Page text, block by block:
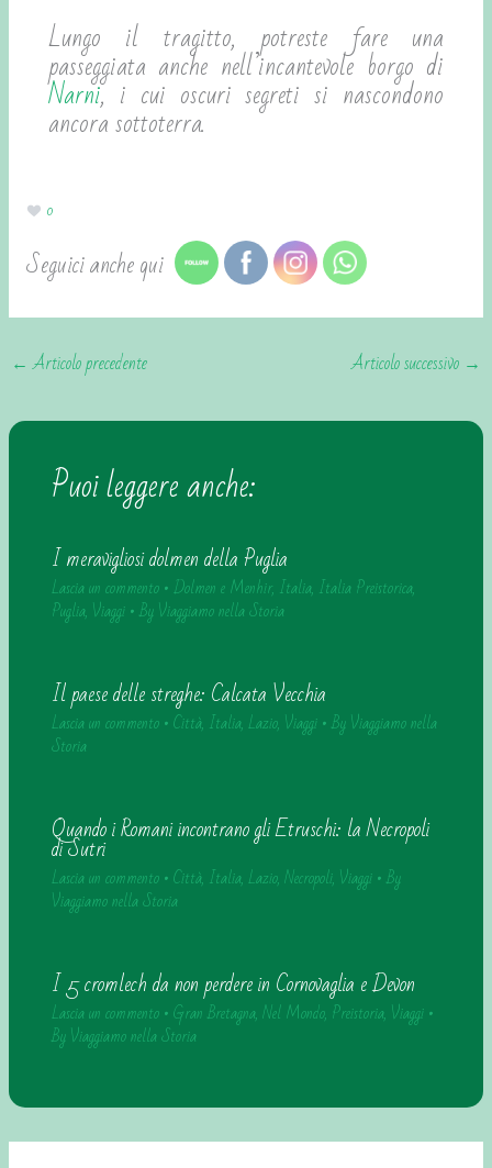
Lungo il tragitto, potreste fare una
passeggiata anche nell’incantevole borgo di
Narni, i cui oscuri segreti si nascondono
ancora sottoterra.
0
Seguici anche qui
←Articolo precedente Articolo successivo →
Puoi leggere anche:
I meravigliosi dolmen della Puglia
Lascia un commento•Dolmen e Menhir, Italia, Italia Preistorica,
Puglia, Viaggi• ByViaggiamo nella Storia
Il paese delle streghe: Calcata Vecchia
Lascia un commento•Città, Italia,Lazio, Viaggi• ByViaggiamo nella
Storia
Quando i Romani incontrano gli Etruschi: la Necropoli
di Sutri
Lascia un commento•Città, Italia,Lazio,Necropoli, Viaggi• By
Viaggiamo nella Storia
I 5 cromlech da non perdere in Cornovaglia e Devon
Lascia un commento•Gran Bretagna,Nel Mondo, Preistoria, Viaggi•
ByViaggiamo nella Storia